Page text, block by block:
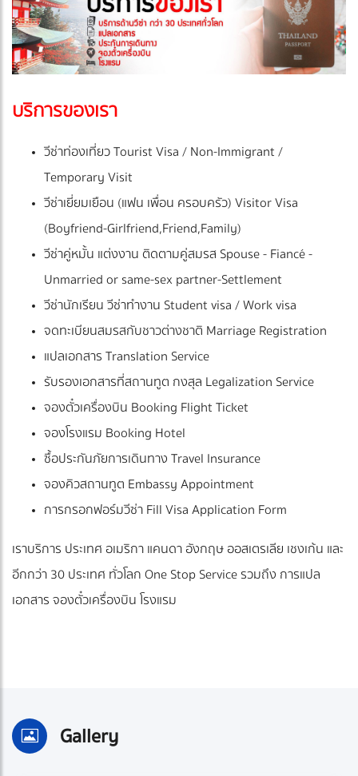
บริการของเรา
วีซ่าท่องเที่ยว Tourist Visa / Non-Immigrant /
Temporary Visit
วีซ่าเยี่ยมเยือน (แฟน เพื่อน ครอบครัว) Visitor Visa
(Boyfriend-Girlfriend,Friend,Family)
วีซ่าคู่หมั้น แต่งงาน ติดตามคู่สมรส Spouse - Fiancé -
Unmarried or same-sex partner-Settlement
วีซ่านักเรียน วีซ่าทำงาน Student visa / Work visa
จดทะเบียนสมรสกับชาวต่างชาติ Marriage Registration
แปลเอกสาร Translation Service
รับรองเอกสารที่สถานทูต กงสุล Legalization Service
จองตั๋วเครื่องบิน Booking Flight Ticket
จองโรงแรม Booking Hotel
ซื้อประกันภัยการเดินทาง Travel Insurance
จองคิวสถานทูต Embassy Appointment
การกรอกฟอร์มวีซ่า Fill Visa Application Form
เราบริการ ประเทศ อเมริกา แคนดา อังกฤษ ออสเตรเลีย เชงเก้น และ
อีกกว่า 30 ประเทศ ทั่วโลก One Stop Service รวมถึง การแปล
เอกสาร จองตั๋วเครื่องบิน โรงแรม
Gallery